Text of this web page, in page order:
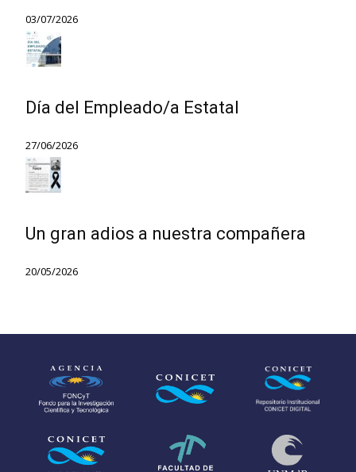
03/07/2026
Día del Empleado/a Estatal
27/06/2026
Un gran adios a nuestra compañera
20/05/2026